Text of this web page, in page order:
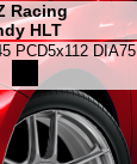
Racing
HLT
PCD5x112 DIA75